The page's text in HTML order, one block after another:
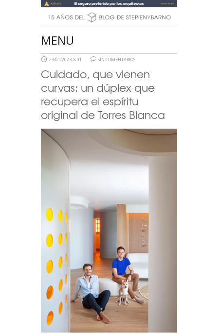
MENU
23/01/2023, 8:01 SIN COMENTARIOS
Cuidado, que vienen
curvas: un dúplex que
recupera el espíritu
original de Torres Blanca